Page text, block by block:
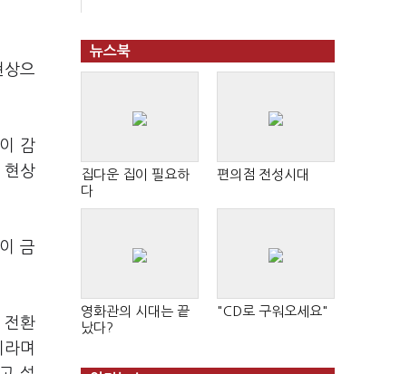
상으
감
현상
금
전환
며
뉴스북
집다운 집이 필요하
다
편의점 전성시대
영화관의 시대는 끝
났다?
"CD로 구워오세요"